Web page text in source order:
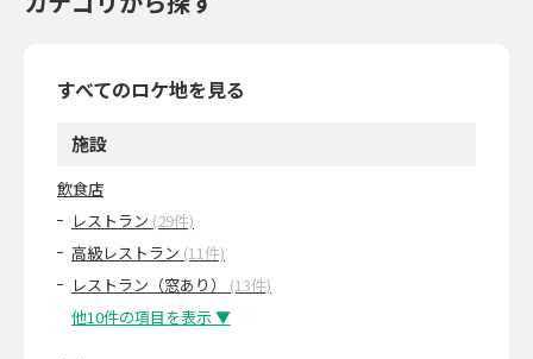
すべてのロケ地を見る
施設
飲食店
レストラン (29件)
高級レストラン (11件)
レストラン（窓あり） (13件)
他10件の項目を表示 ▼